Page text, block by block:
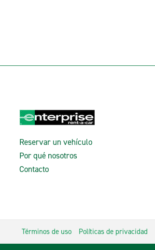
Reservar un vehículo
Por qué nosotros
Contacto
Términos de uso Políticas de privacidad